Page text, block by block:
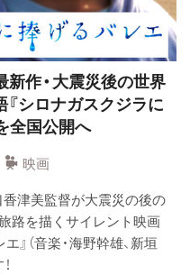
新作・大震災後の世界
シロナガスクジラに
全国公開へ
映画
香津美監督が大震災の後の
路を描くサイレント映画
』（音楽・海野幹雄、新垣